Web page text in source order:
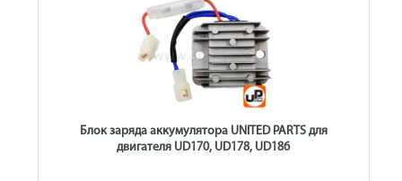
Блок заряда аккумулятора UNITED PARTS для
двигателя UD170, UD178, UD186